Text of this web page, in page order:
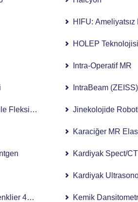
Fleksibl Üreterorenoskopi (FURS)
4D USG
HIFU: Ameliyatsız
HOLEP
Intra-Operatif MR
IntraBeam (ZEISS)
Jinekolojide
Karaciğer MR
Kardiyak Spect/CT
Kardiyak
Kemik